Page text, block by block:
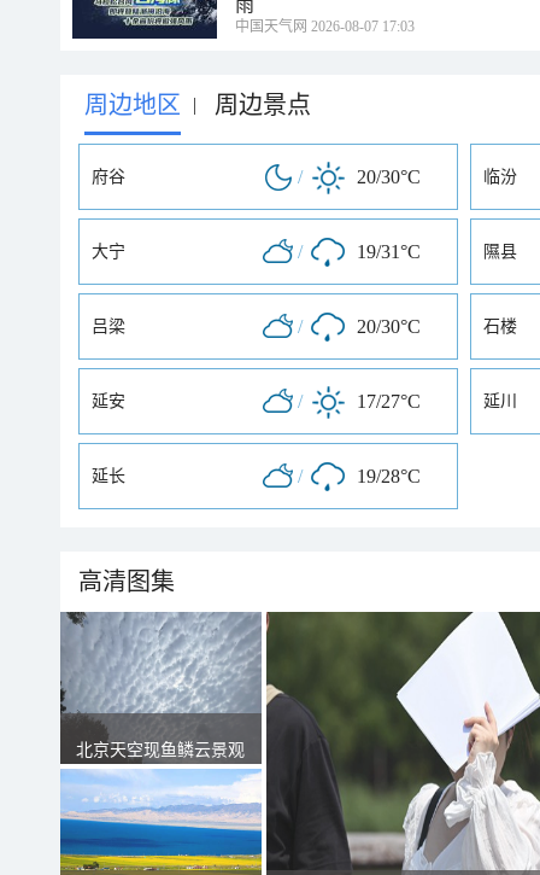
雨
中国天气网 2026-08-07 17:03
周边地区 | 周边景点
府谷 / 20/30°C 临汾
大宁 / 19/31°C 隰县
吕梁 / 20/30°C 石楼
延安 / 17/27°C 延川
延长 / 19/28°C
高清图集
北京天空现鱼鳞云景观